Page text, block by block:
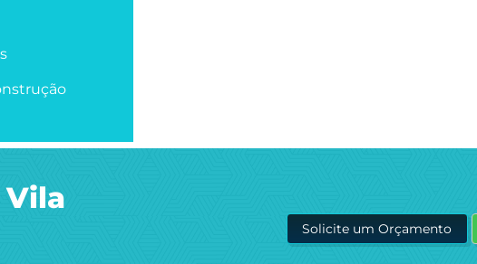
Solicite um Orçamento